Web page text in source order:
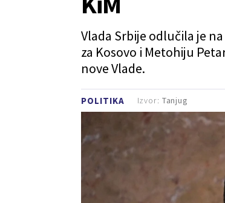
POLITIKA
Vlada Srbije odlučila je
za Kosovo i Metohiju
nove Vlade.
Izvor: Tanjug